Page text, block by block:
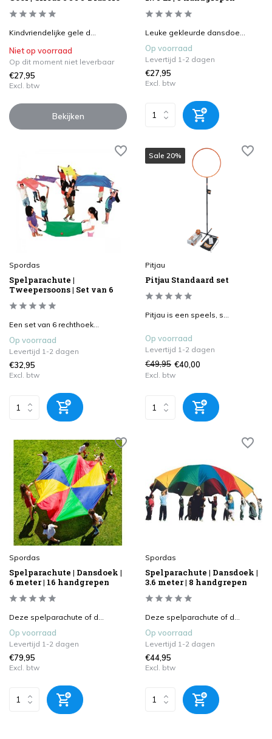
Kindvriendelijke gele d...
Niet op voorraad
Op dit moment niet leverbaar
€27,95
Excl. btw
Bekijken
Leuke gekleurde dansdoe...
Op voorraad
Levertijd 1-2 dagen
€27,95
Excl. btw
Spordas
Spelparachute |
Tweepersoons | Set van 6
Een set van 6 rechthoek...
Op voorraad
Levertijd 1-2 dagen
€32,95
Excl. btw
Sale 20%
Pitjau
Pitjau Standaard set
Pitjau is een speels, s...
Op voorraad
Levertijd 1-2 dagen
€49,95 €40,00
Excl. btw
Spordas
Spelparachute | Dansdoek |
6 meter | 16 handgrepen
Deze spelparachute of d...
Op voorraad
Levertijd 1-2 dagen
€79,95
Excl. btw
Spordas
Spelparachute | Dansdoek |
3.6 meter | 8 handgrepen
Deze spelparachute of d...
Op voorraad
Levertijd 1-2 dagen
€44,95
Excl. btw